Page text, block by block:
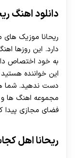
دانلود اهنگ
ریحانا موزیک
دارد. این روزها
به خود اختصاص
این خواننده هستید
دست ندهید. شما
مجموعه اهنگ ها و
فضای مجازی پیدا
ریحانا اهل